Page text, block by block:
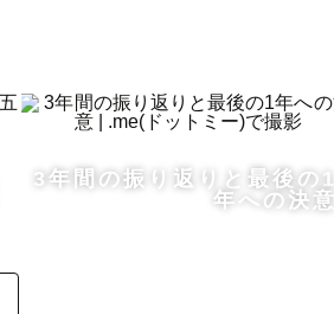
3年間の振り返りと最後の1
年への決意